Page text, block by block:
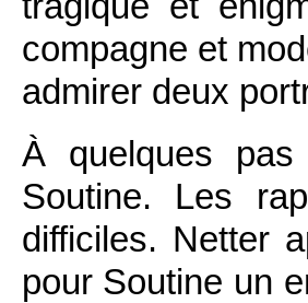
compagne et
admirer deux
À quelques
Soutine. Les
difficiles. Netter
pour Soutine un